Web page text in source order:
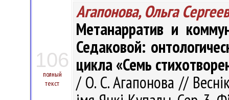
106
полный
текст
Агапонова, Ольга
Метанарратив и
Седаковой:
цикла «Семь
/ О. С. Агапонова //